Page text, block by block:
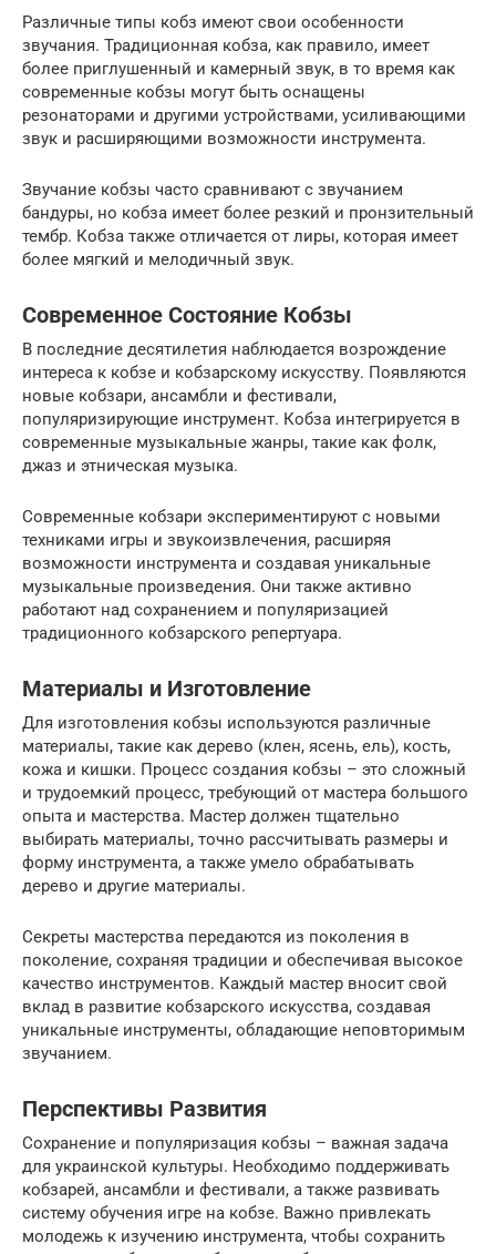
Различные типы кобз имеют свои особенности
звучания. Традиционная кобза, как правило, имеет
более приглушенный и камерный звук, в то время как
современные кобзы могут быть оснащены
резонаторами и другими устройствами, усиливающими
звук и расширяющими возможности инструмента.
Звучание кобзы часто сравнивают с звучанием
бандуры, но кобза имеет более резкий и пронзительный
тембр. Кобза также отличается от лиры, которая имеет
более мягкий и мелодичный звук.
Современное Состояние Кобзы
В последние десятилетия наблюдается возрождение
интереса к кобзе и кобзарскому искусству. Появляются
новые кобзари, ансамбли и фестивали,
популяризирующие инструмент. Кобза интегрируется в
современные музыкальные жанры, такие как фолк,
джаз и этническая музыка.
Современные кобзари экспериментируют с новыми
техниками игры и звукоизвлечения, расширяя
возможности инструмента и создавая уникальные
музыкальные произведения. Они также активно
работают над сохранением и популяризацией
традиционного кобзарского репертуара.
Материалы и Изготовление
Для изготовления кобзы используются различные
материалы, такие как дерево (клен, ясень, ель), кость,
кожа и кишки. Процесс создания кобзы – это сложный
и трудоемкий процесс, требующий от мастера большого
опыта и мастерства. Мастер должен тщательно
выбирать материалы, точно рассчитывать размеры и
форму инструмента, а также умело обрабатывать
дерево и другие материалы.
Секреты мастерства передаются из поколения в
поколение, сохраняя традиции и обеспечивая высокое
качество инструментов. Каждый мастер вносит свой
вклад в развитие кобзарского искусства, создавая
уникальные инструменты, обладающие неповторимым
звучанием.
Перспективы Развития
Сохранение и популяризация кобзы – важная задача
для украинской культуры. Необходимо поддерживать
кобзарей, ансамбли и фестивали, а также развивать
систему обучения игре на кобзе. Важно привлекать
молодежь к изучению инструмента, чтобы сохранить